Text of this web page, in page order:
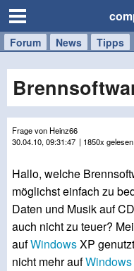
Forum News Tipps
Handy
Tablet
Windows
Mac
Frage von Heinz66
30.04.10, 09:31:47 | 1850x gelesen
Hallo, welche
möglichst einfach zu
Daten und Musik auf
auch nicht zu teuer?
aufWindowsXP
nicht mehr aufWindows